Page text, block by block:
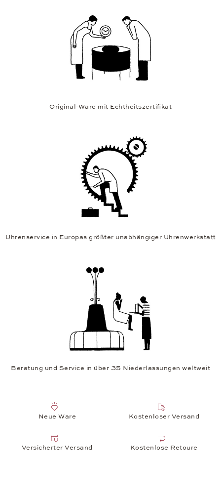
Original-Ware mit Echtheitszertifikat
Uhrenservice in Europas größter unabhängiger Uhrenwerkstatt
Beratung und Service in über 35 Niederlassungen weltweit
Neue Ware Kostenloser Versand
Versicherter Versand Kostenlose Retoure